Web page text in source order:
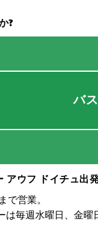
?
バ
ウフ ドイチュ出
で営業。
は毎週水曜日、金曜